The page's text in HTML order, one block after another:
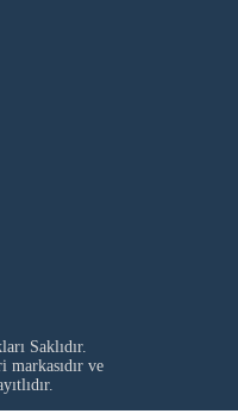
Saklıdır.
markasıdır ve